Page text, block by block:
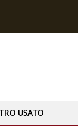
USATO